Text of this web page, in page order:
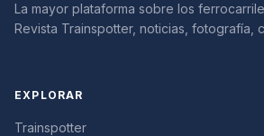
La mayor plataforma sobre los
Revista Trainspotter, noticias, fotografía,
EXPLORAR
Trainspotter